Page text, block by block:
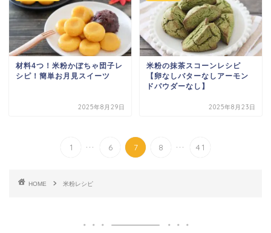
材料4つ！米粉かぼちゃ団子レ
シピ！簡単お月見スイーツ
2025年8月29日
米粉の抹茶スコーンレシピ
【卵なしバターなしアーモン
ドパウダーなし】
2025年8月23日
1 ... 6 7 8 ... 41
HOME 米粉レシピ